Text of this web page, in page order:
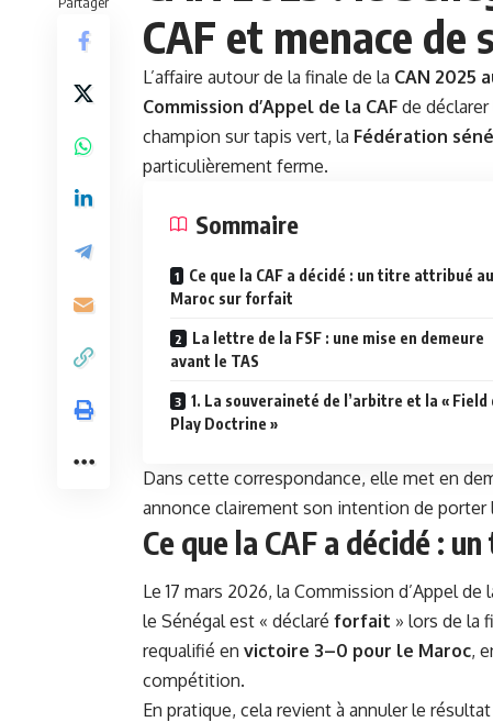
CAF et menace de
L’affaire autour de la finale de la CAN 2025
Commission d’Appel de la CAF de
champion sur tapis vert, la Fédération
particulièrement ferme.
Sommaire
Ce que la CAF a décidé : un titre attribué au
Maroc sur forfait
La lettre de la FSF : une mise en demeure
avant le TAS
1. La souveraineté de l’arbitre et la « Field
Play Doctrine »
Dans cette correspondance, elle met en
annonce clairement son intention de porter
Ce que la CAF a décidé :
Le 17 mars 2026, la Commission d’Appel
le Sénégal est « déclaré forfait » lors de la
requalifié en victoire 3–0 pour le Maroc,
compétition.
En pratique, cela revient à annuler le